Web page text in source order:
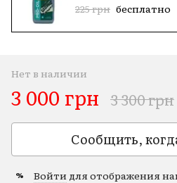
225 грн бесплатно
Нет в наличии
3 000 грн 3 300 грн
Сообщить,
% Войти для отображения